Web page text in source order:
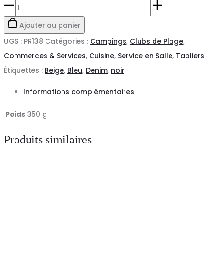
quantité
de
Tablier
"Métro"
Premier
Ajouter au panier
UGS : PR138 Catégories : Campings, Clubs de Plage,
Commerces & Services, Cuisine, Service en Salle, Tabliers
Étiquettes : Beige, Bleu, Denim, noir
Informations complémentaires
Poids 350 g
Produits similaires